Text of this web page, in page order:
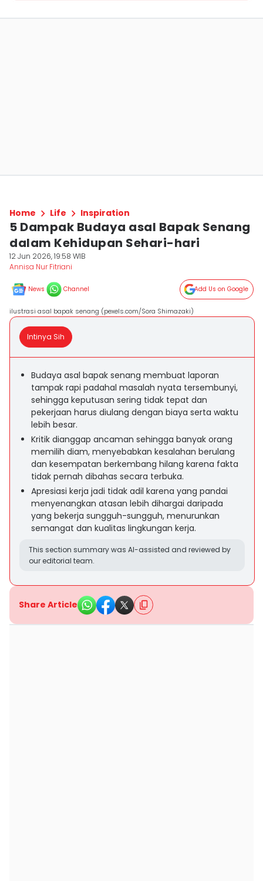
Home Life Inspiration
5 Dampak Budaya asal Bapak Senang
dalam Kehidupan Sehari-hari
12 Jun 2026, 19:58 WIB
Annisa Nur Fitriani
News Channel Add Us on Google
ilustrasi asal bapak senang (pexels.com/Sora Shimazaki)
Intinya Sih
Budaya asal bapak senang membuat laporan
tampak rapi padahal masalah nyata tersembunyi,
sehingga keputusan sering tidak tepat dan
pekerjaan harus diulang dengan biaya serta waktu
lebih besar.
Kritik dianggap ancaman sehingga banyak orang
memilih diam, menyebabkan kesalahan berulang
dan kesempatan berkembang hilang karena fakta
tidak pernah dibahas secara terbuka.
Apresiasi kerja jadi tidak adil karena yang pandai
menyenangkan atasan lebih dihargai daripada
yang bekerja sungguh-sungguh, menurunkan
semangat dan kualitas lingkungan kerja.
This section summary was AI-assisted and reviewed by
our editorial team.
Share Article